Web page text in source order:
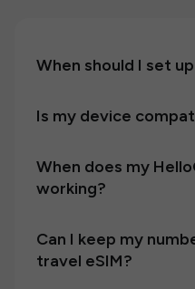
When should I set
Is my device
When does my
working?
Can I keep my
travel eSIM?